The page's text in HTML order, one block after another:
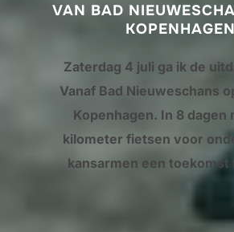
VAN BAD
KOPENHAGEN
Zaterdag 4 juli ga ik de
Vanaf Bad Nieuweschans
Kopenhagen. In 8 dagen
kilometer fietsen voor
kansarmen een toekomst